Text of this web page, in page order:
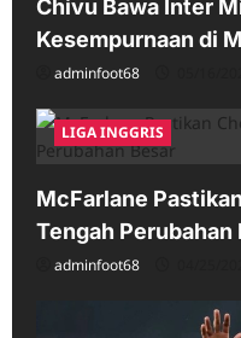
Chivu Bawa Inter
Kesempurnaan di
adminfoot68
LIGA INGGRIS
McFarlane
Tengah Perubahan
adminfoot68